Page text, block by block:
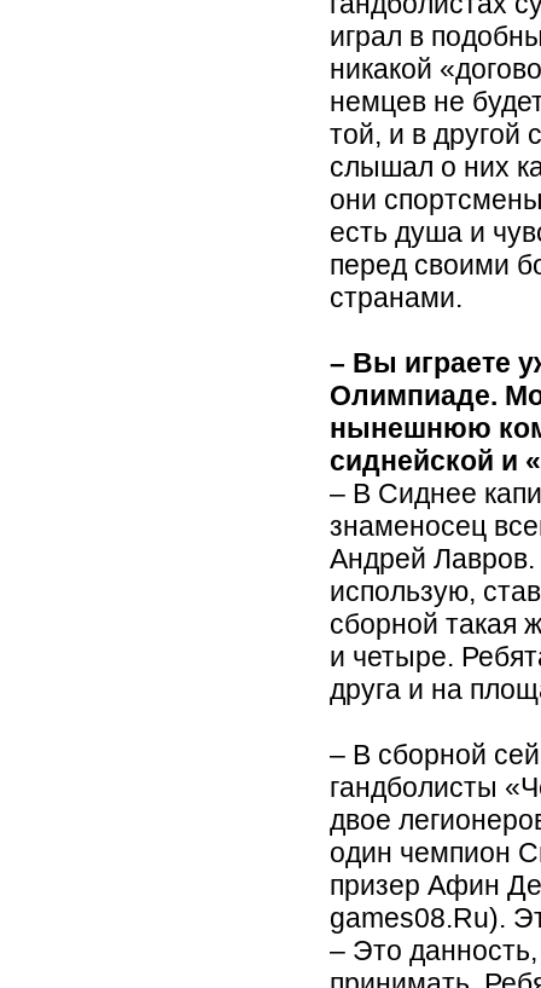
играл в
никакой
немцев не
той, и в другой
слышал о них
они
есть душа и
перед своими
странами.
– Вы играете
Олимпиаде.
нынешнюю
сиднейской и
– В Сиднее
знаменосец
Андрей
использую,
сборной такая
и четыре.
друга и на
– В сборной
гандболисты
двое
один чемпион
призер Афин
games08.Ru).
– Это